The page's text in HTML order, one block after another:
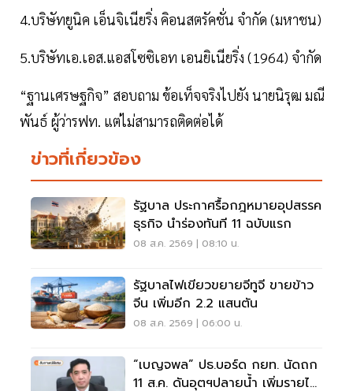
4.บริษัทยูนิค เอ็นจิเนียริ่ง คิอนสตรัคชั่น จำกัด (มหาชน)
5.บริษัทเอ.เอส.แอสโซซิเอท เอนยิเนียริ่ง (1964) จำกัด
“ฐานเศรษฐกิจ” สอบถาม ข้อเท็จจริงไปยัง นายนิรุฒ มณี
พันธ์ ผู้ว่ารฟท. แต่ไม่สามารถติดต่อได้
ข่าวที่เกี่ยวข้อง
รัฐบาล ประกาศรื้อกฎหมายอุปสรรค
ธุรกิจ นำร่องทันที 11 ฉบับแรก
08 ส.ค. 2569 | 08:10 น.
รัฐบาลไฟเขียวขยายจีทูจี ขายข้าว
จีน เพิ่มอีก 2.2 แสนตัน
08 ส.ค. 2569 | 06:00 น.
“เบญจพล” ปธ.บอร์ด กยท. นัดถก
11 ส.ค. ดันอุตฯปลายน้ำ เพิ่มรายได้